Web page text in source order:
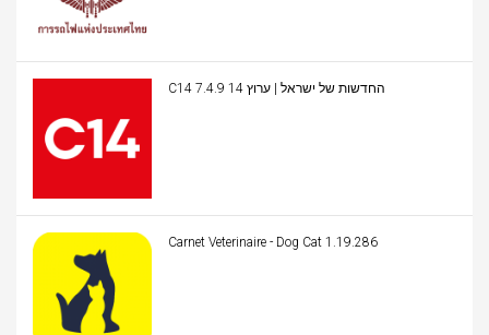
C14 החדשות של ישראל | ערוץ 14 7.4.9
Carnet Veterinaire - Dog Cat 1.19.286